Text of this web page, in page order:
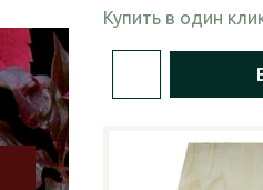
Купить в один